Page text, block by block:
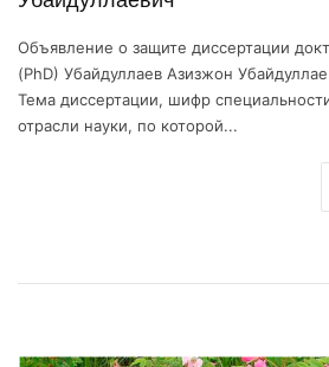
Объявление о защите диссертации
(PhD) Убайдуллаев Aзизжон
Тема диссертации, шифр
отрасли науки, по которой...